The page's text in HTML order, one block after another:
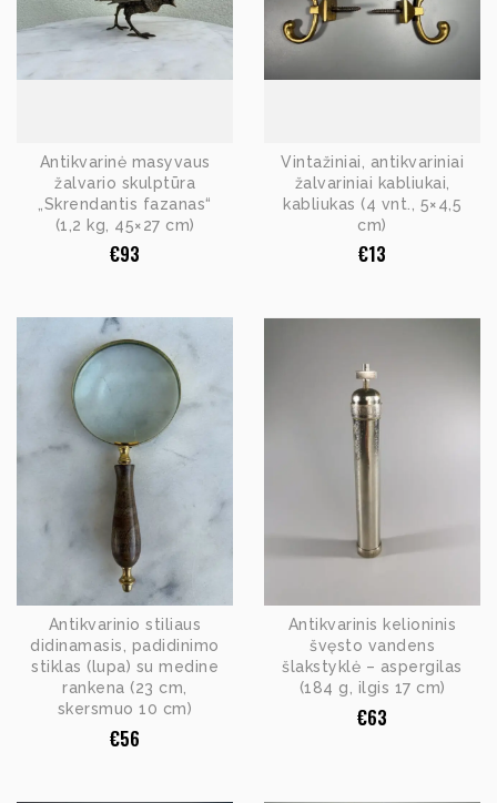
Antikvarinė masyvaus
žalvario skulptūra
„Skrendantis fazanas“
(1,2 kg, 45×27 cm)
€93
Vintažiniai, antikvariniai
žalvariniai kabliukai,
kabliukas (4 vnt., 5×4,5
cm)
€13
Antikvarinio stiliaus
didinamasis, padidinimo
stiklas (lupa) su medine
rankena (23 cm,
skersmuo 10 cm)
€56
Antikvarinis kelioninis
švęsto vandens
šlakstyklė – aspergilas
(184 g, ilgis 17 cm)
€63